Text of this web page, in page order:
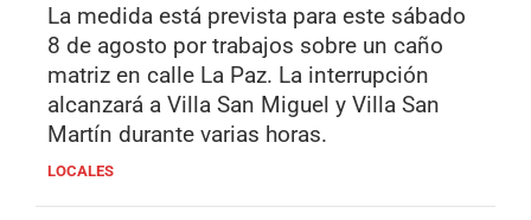
La medida está prevista para este sábado
8 de agosto por trabajos sobre un caño
matriz en calle La Paz. La interrupción
alcanzará a Villa San Miguel y Villa San
Martín durante varias horas.
LOCALES